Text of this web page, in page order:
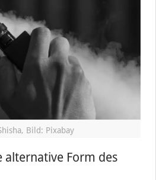
Bild: Pixabay
alternative Form des